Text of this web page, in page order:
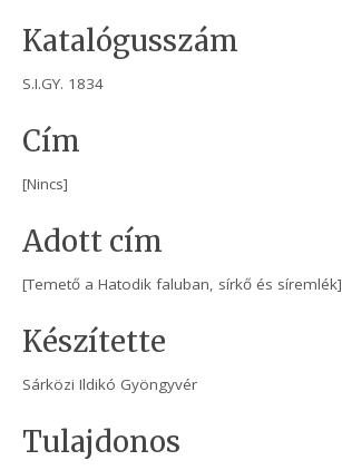
Katalógusszám
S.I.GY. 1834
Cím
[Nincs]
Adott cím
[Temető a Hatodik faluban, sírkő és síremlék]
Készítette
Sárközi Ildikó Gyöngyvér
Tulajdonos